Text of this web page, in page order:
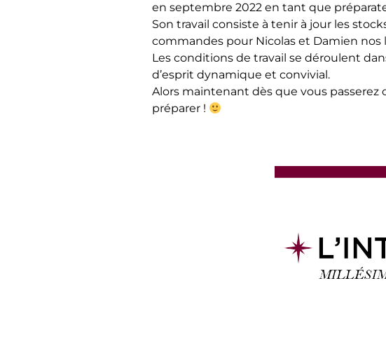
en septembre 2022 en tant que
Son travail consiste à tenir à jour les
commandes pour Nicolas et Damien nos
Les conditions de travail se déroulent
d’esprit dynamique et convivial.
Alors maintenant dès que vous passerez
préparer !